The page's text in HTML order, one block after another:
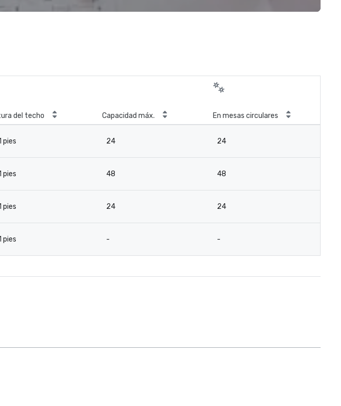
del techo Capacidad máx. En mesas circulares
pies 24 24
pies 48 48
pies 24 24
pies - -